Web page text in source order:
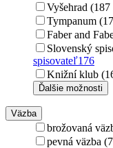
Vyšehrad
Tympanum
Faber and
Slovenský
spisovateľ176
Knižní klub
Ďalšie možnosti
Väzba
brožovaná
pevná väzba